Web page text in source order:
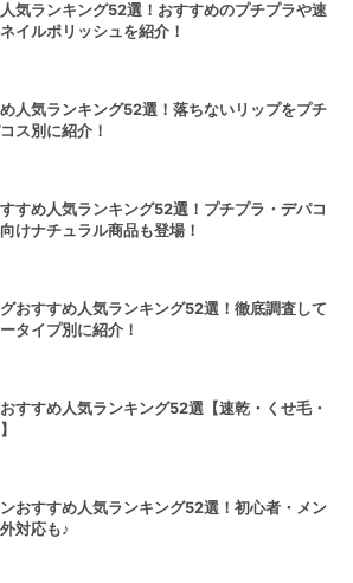
気ランキング52選！おすすめのプチプラや速
イルポリッシュを紹介！
人気ランキング52選！落ちないリップをプチ
ス別に紹介！
すめ人気ランキング52選！プチプラ・デパコ
けナチュラル商品も登場！
おすすめ人気ランキング52選！徹底調査して
タイプ別に紹介！
すすめ人気ランキング52選【速乾・くせ毛・
おすすめ人気ランキング52選！初心者・メン
対応も♪